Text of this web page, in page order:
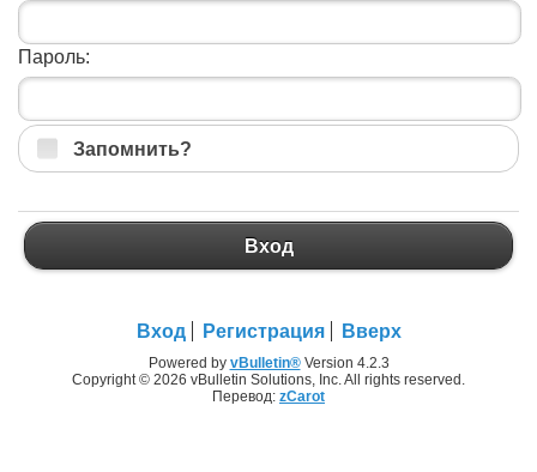
Пароль:
Запомнить?
Вход
Вход Регистрация Вверх
Powered by vBulletin®Version 4.2.3
Copyright © 2026 vBulletin Solutions, Inc. All rights reserved.
Перевод: zCarot